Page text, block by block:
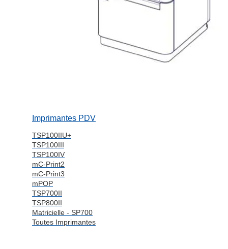
Imprimantes PDV
TSP100IIU+
TSP100III
TSP100IV
mC-Print2
mC-Print3
mPOP
TSP700II
TSP800II
Matricielle - SP700
Toutes Imprimantes